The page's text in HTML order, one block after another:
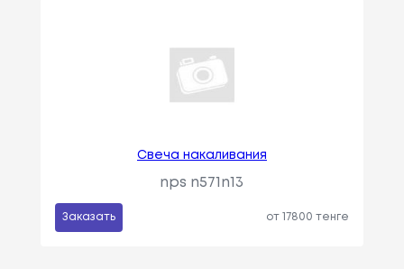
Свеча накаливания
nps n571n13
Заказать от 17800 тенге